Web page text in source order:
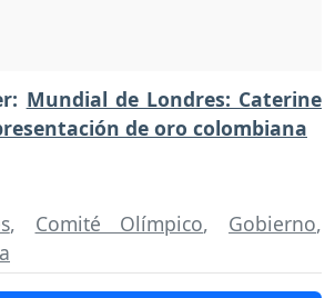
Mundial de Londres: Caterine
de oro colombiana
, Comité Olímpico, Gobierno,